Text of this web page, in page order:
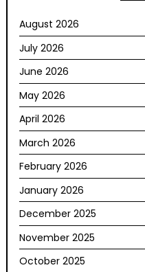
August 2026
July 2026
June 2026
May 2026
April 2026
March 2026
February 2026
January 2026
December 2025
November 2025
October 2025